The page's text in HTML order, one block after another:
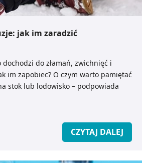
jak im zaradzić
do złamań, zwichnięć i
im zapobiec? O czym warto pamiętać
stok lub lodowisko – podpowiada
CZYTAJ DALEJ